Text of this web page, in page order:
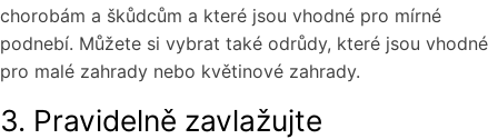
chorobám a škůdcům a které jsou vhodné pro mírné
podnebí. Můžete si vybrat také odrůdy, které jsou vhodné
pro malé zahrady nebo květinové zahrady.
3. Pravidelně zavlažujte